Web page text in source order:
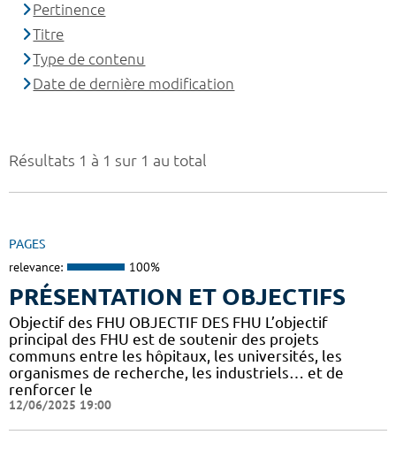
Résultats 1 à 1 sur 1 au total
PAGES
relevance: 100%
PRÉSENTATION ET OBJECTIFS
Objectif des FHU OBJECTIF DES FHU L’objectif
principal des FHU est de soutenir des projets
communs entre les hôpitaux, les universités, les
organismes de recherche, les industriels… et de
renforcer le
12/06/2025 19:00
Pertinence
Titre
Type de contenu
Date de dernière modification